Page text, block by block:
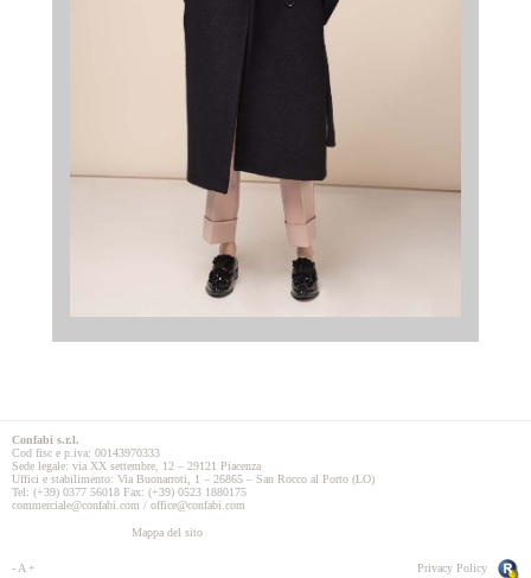
Confabi s.r.l.
Cod fisc e p.iva: 00143970333
Sede legale: via XX settembre, 12 – 29121 Piacenza
Uffici e stabilimento: Via Buonarroti, 1 – 26865 – San Rocco al Porto (LO)
Tel: (+39) 0377 56018 Fax: (+39) 0523 1880175
commerciale@confabi.com / office@confabi.com
Mappa del sito
Privacy Policy
- A +